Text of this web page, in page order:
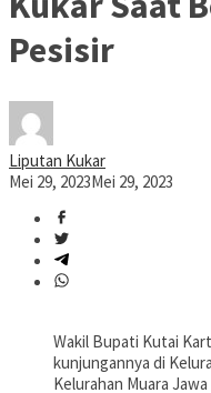
Pesisir
Liputan Kukar
Mei 29, 2023Mei 29, 2023
Wakil Bupati Kutai
kunjungannya di
Kelurahan Muara Jawa